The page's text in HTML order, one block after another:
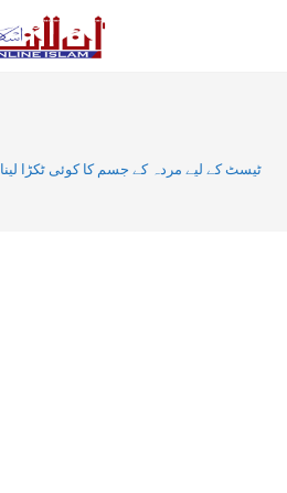
ٹیسٹ کے لیے مردہ کے جسم کا کوئی ٹکڑا لینا